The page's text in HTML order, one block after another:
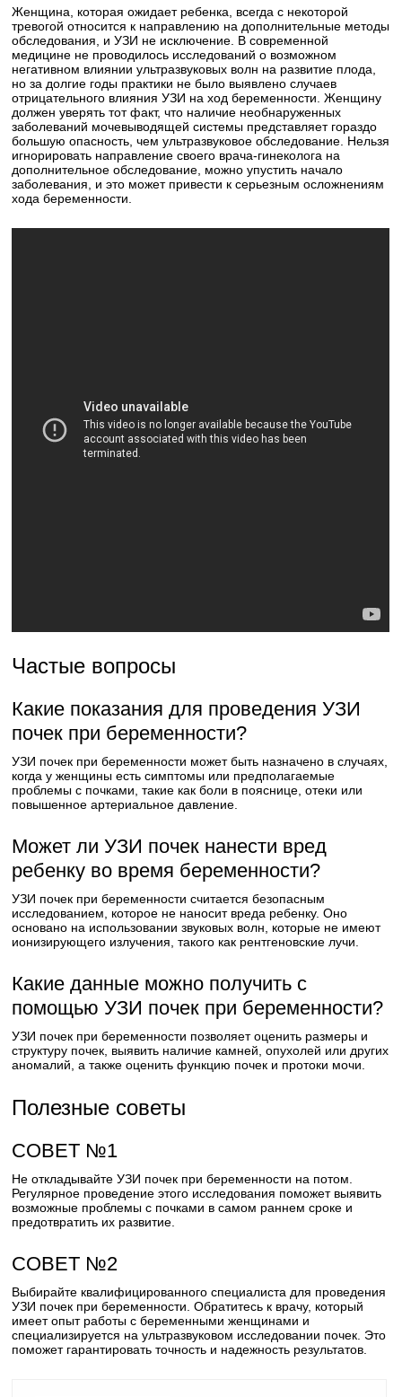
Женщина, которая ожидает ребенка, всегда с некоторой
тревогой относится к направлению на дополнительные методы
обследования, и УЗИ не исключение. В современной
медицине не проводилось исследований о возможном
негативном влиянии ультразвуковых волн на развитие плода,
но за долгие годы практики не было выявлено случаев
отрицательного влияния УЗИ на ход беременности. Женщину
должен уверять тот факт, что наличие необнаруженных
заболеваний мочевыводящей системы представляет гораздо
большую опасность, чем ультразвуковое обследование. Нельзя
игнорировать направление своего врача-гинеколога на
дополнительное обследование, можно упустить начало
заболевания, и это может привести к серьезным осложнениям
хода беременности.
Частые вопросы
Какие показания для проведения УЗИ
почек при беременности?
УЗИ почек при беременности может быть назначено в случаях,
когда у женщины есть симптомы или предполагаемые
проблемы с почками, такие как боли в пояснице, отеки или
повышенное артериальное давление.
Может ли УЗИ почек нанести вред
ребенку во время беременности?
УЗИ почек при беременности считается безопасным
исследованием, которое не наносит вреда ребенку. Оно
основано на использовании звуковых волн, которые не имеют
ионизирующего излучения, такого как рентгеновские лучи.
Какие данные можно получить с
помощью УЗИ почек при беременности?
УЗИ почек при беременности позволяет оценить размеры и
структуру почек, выявить наличие камней, опухолей или других
аномалий, а также оценить функцию почек и протоки мочи.
Полезные советы
СОВЕТ №1
Не откладывайте УЗИ почек при беременности на потом.
Регулярное проведение этого исследования поможет выявить
возможные проблемы с почками в самом раннем сроке и
предотвратить их развитие.
СОВЕТ №2
Выбирайте квалифицированного специалиста для проведения
УЗИ почек при беременности. Обратитесь к врачу, который
имеет опыт работы с беременными женщинами и
специализируется на ультразвуковом исследовании почек. Это
поможет гарантировать точность и надежность результатов.